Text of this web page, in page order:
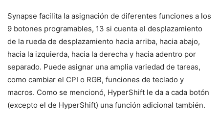
Synapse facilita la asignación de diferentes funciones a los
9 botones programables, 13 si cuenta el desplazamiento
de la rueda de desplazamiento hacia arriba, hacia abajo,
hacia la izquierda, hacia la derecha y hacia adentro por
separado. Puede asignar una amplia variedad de tareas,
como cambiar el CPI o RGB, funciones de teclado y
macros. Como se mencionó, HyperShift le da a cada botón
(excepto el de HyperShift) una función adicional también.